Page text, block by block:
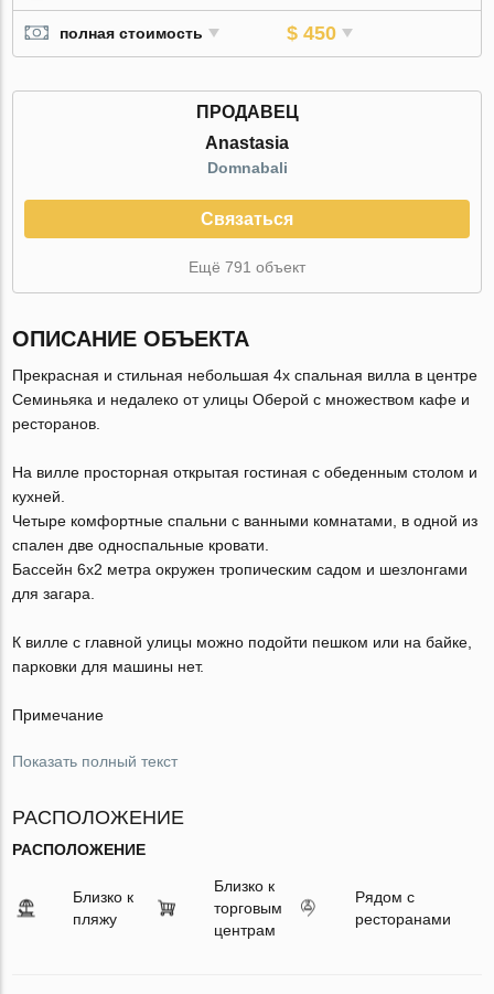
полная стоимость $ 450
ПРОДАВЕЦ
Anastasia
Domnabali
Связаться
Ещё 791 объект
ОПИСАНИЕ ОБЪЕКТА
Прекрасная и стильная небольшая 4х спальная вилла в центре
Семиньяка и недалеко от улицы Оберой с множеством кафе и
ресторанов.
На вилле просторная открытая гостиная с обеденным столом и
кухней.
Четыре комфортные спальни с ванными комнатами, в одной из
спален две односпальные кровати.
Бассейн 6х2 метра окружен тропическим садом и шезлонгами
для загара.
К вилле с главной улицы можно подойти пешком или на байке,
парковки для машины нет.
Примечание
Показать полный текст
РАСПОЛОЖЕНИЕ
РАСПОЛОЖЕНИЕ
Близко к
пляжу
Близко к
торговым
центрам
Рядом с
ресторанами